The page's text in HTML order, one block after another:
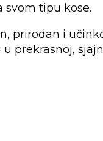
tipu kose.
prirodan i
prekrasnoj,